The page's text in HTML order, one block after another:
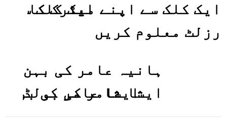
ایک کلک سے اپنے میٹرک کا
رزلٹ معلوم کریں
ہانیہ عامر کی بہن
ایشا عامر کی بولڈ